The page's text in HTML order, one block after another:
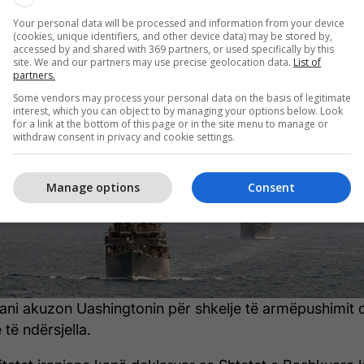
2026 • 23:36
akuzon SHBA-në për shkelje të
akuzon Uashingtonin për shkelje të armëpushimit
të ndërsjella.
Your personal data will be processed and information from your device
(cookies, unique identifiers, and other device data) may be stored by,
accessed by and shared with 369 partners, or used specifically by this
site. We and our partners may use precise geolocation data. List of
partners.
Some vendors may process your personal data on the basis of legitimate
interest, which you can object to by managing your options below. Look
for a link at the bottom of this page or in the site menu to manage or
withdraw consent in privacy and cookie settings.
Consent
Manage options